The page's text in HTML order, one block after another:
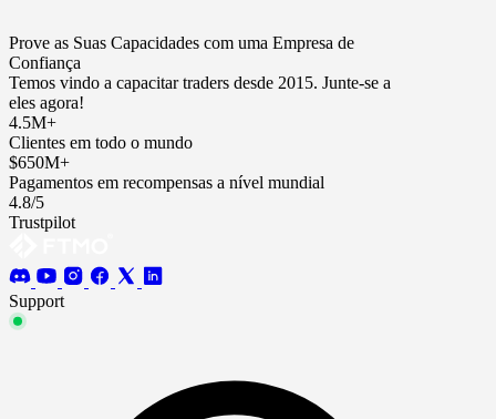
Prove as Suas Capacidades com uma Empresa de
Confiança
Temos vindo a capacitar traders desde 2015. Junte-se a
eles agora!
4.5M+
Clientes em todo o mundo
$650M+
Pagamentos em recompensas a nível mundial
4.8/5
Trustpilot
Support